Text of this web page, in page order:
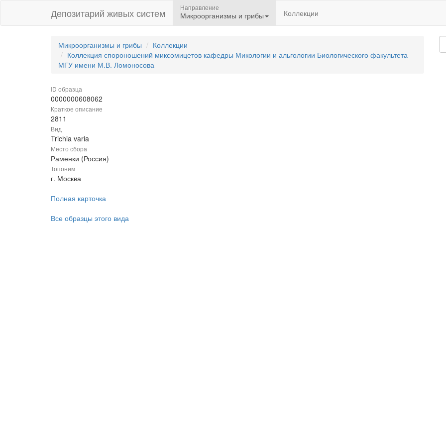
Депозитарий живых систем Направление
Микроорганизмы и грибы Коллекции
Микроорганизмы и грибы
Коллекции
Коллекция спороношений миксомицетов кафедры Микологии и альгологии Биологического факультета
МГУ имени М.В. Ломоносова
ID образца
0000000608062
Краткое описание
2811
Вид
Trichia varia
Место сбора
Раменки (Россия)
Топоним
г. Москва
Полная карточка
Все образцы этого вида